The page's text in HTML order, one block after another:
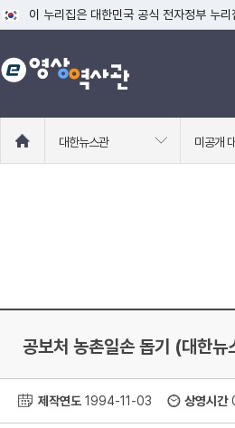
이 누리집은 대한민국 공식 전자정부 누리
공식 누리집 주소 확인하기
go.kr 주소를 사용하는 누리집은 대한민
로
대한뉴스관 미공개
공보처 농촌일손 돕기 (대한
제작연도 1994-11-03 상영시간